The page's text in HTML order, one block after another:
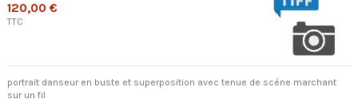
120,00 €
TTC
portrait danseur en buste et superposition avec tenue de scéne marchant
sur un fil